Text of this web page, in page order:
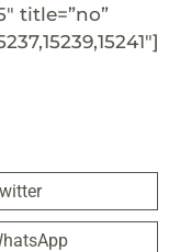
title=”no”